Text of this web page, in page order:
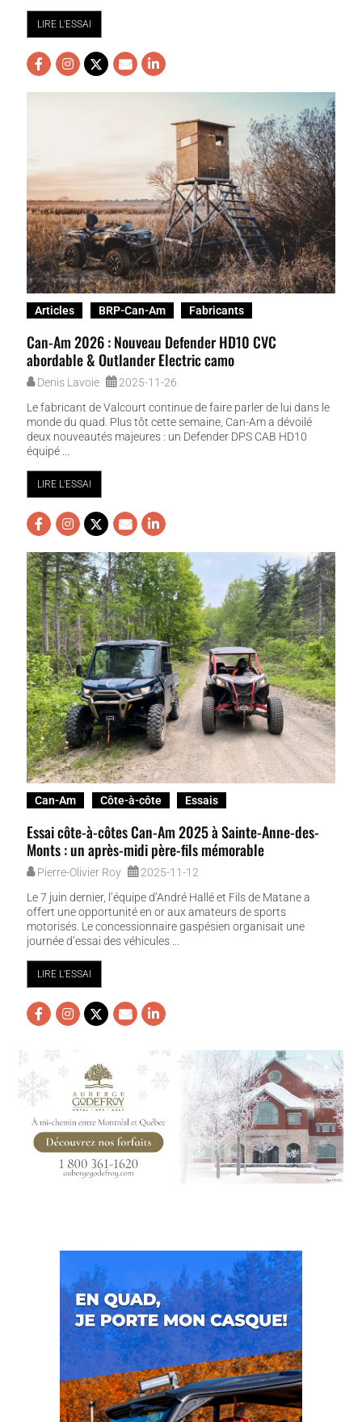
LIRE L'ESSAI
Articles BRP-Can-Am Fabricants
Can-Am 2026 : Nouveau Defender HD10 CVC
abordable & Outlander Electric camo
Denis Lavoie
2025-11-26
Le fabricant de Valcourt continue de faire parler de lui dans le
monde du quad. Plus tôt cette semaine, Can-Am a dévoilé
deux nouveautés majeures : un Defender DPS CAB HD10
équipé ...
LIRE L'ESSAI
Can-Am Côte-à-côte Essais
Essai côte-à-côtes Can-Am 2025 à Sainte-Anne-des-
Monts : un après-midi père-fils mémorable
Pierre-Olivier Roy
2025-11-12
Le 7 juin dernier, l’équipe d’André Hallé et Fils de Matane a
offert une opportunité en or aux amateurs de sports
motorisés. Le concessionnaire gaspésien organisait une
journée d’essai des véhicules ...
LIRE L'ESSAI